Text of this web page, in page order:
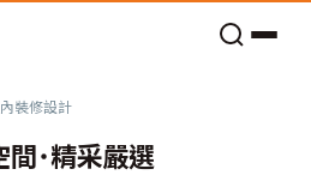
裝修設計
˙精采嚴選